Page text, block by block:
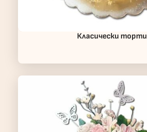
Класически торти